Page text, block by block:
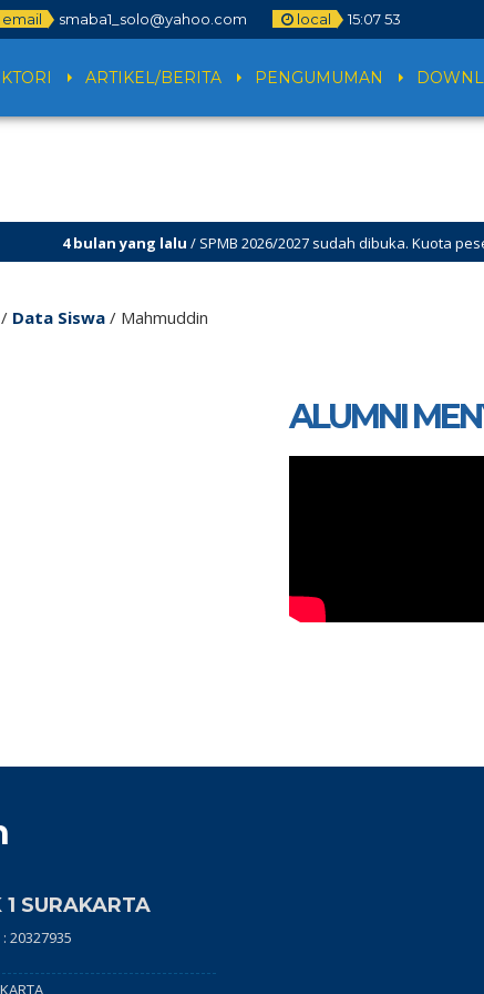
email smaba1_solo@yahoo.com local 15:07 53
ARTIKEL/BERITA PENGUMUMAN
4 bulan yang lalu/ SPMB 2026/2027 sudah dibuka. Kuota
dan SPMB ditutup!
Data Siswa/ Mahmuddin
ALUMNI
SURAKARTA
20327935